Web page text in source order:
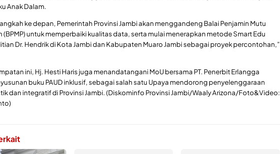
Anak Dalam.
ke depan, Pemerintah Provinsi Jambi akan menggandeng Balai Penjamin Mutu
(BPMP) untuk memperbaiki kualitas data, serta mulai menerapkan metode Smart Edu
Dr. Hendrik di Kota Jambi dan Kabupaten Muaro Jambi sebagai proyek percontohan,”
ini, Hj. Hesti Haris juga menandatangani MoU bersama PT. Penerbit Erlangga
buku PAUD inklusif, sebagai salah satu Upaya mendorong penyelenggaraan
dan integratif di Provinsi Jambi. (Diskominfo Provinsi Jambi/Waaly Arizona/Foto&Video: